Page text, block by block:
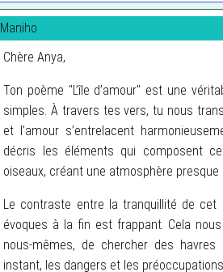
Maniho
Chère Anya,
Ton poème "L’île d’amour" est une
simples. À travers tes vers, tu nous
et l’amour s’entrelacent
décris les éléments qui composent
oiseaux, créant une atmosphère presque
Le contraste entre la tranquillité de
évoques à la fin est frappant. Cela
nous-mêmes, de chercher des havres
instant, les dangers et les